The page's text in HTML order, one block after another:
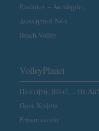
Ενώσεις – Ακαδημίες
Διοικητικά Νέα
Beach Volley
VolleyPlanet
Πλανήτης βόλεϊ… On Air!
Όροι Χρήσης
Επικοινωνία